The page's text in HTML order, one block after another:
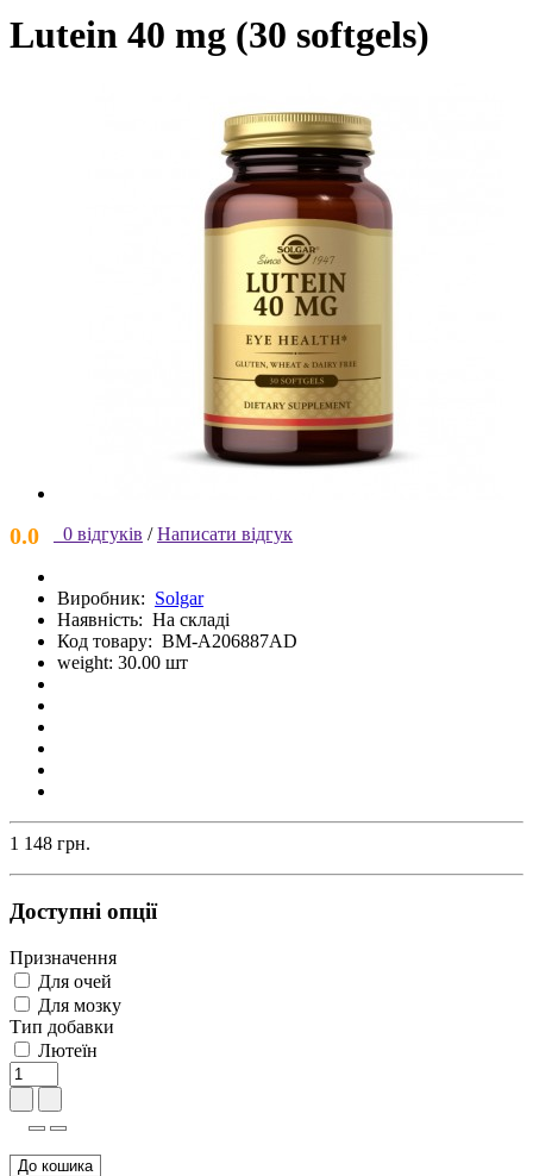
Lutein 40 mg (30 softgels)
0.0 0 відгуків / Написати відгук
Виробник: Solgar
Наявність: На складі
Код товару: BM-A206887AD
weight: 30.00 шт
1 148 грн.
Доступні опції
Призначення
Для очей
Для мозку
Тип добавки
Лютеїн
До кошика